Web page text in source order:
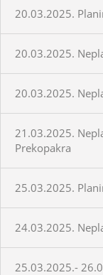
20.03.2025.
20.03.2025.
20.03.2025.
21.03.2025.
Prekopakra
25.03.2025.
24.03.2025.
25.03.2025.-